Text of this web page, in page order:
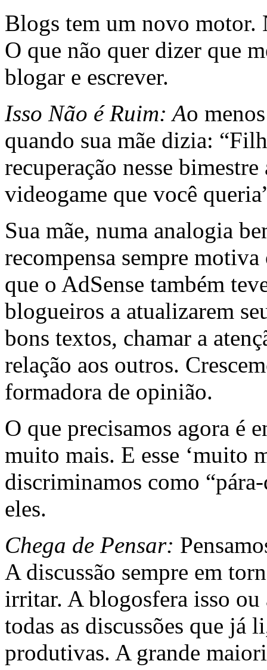
Blogs tem um novo motor.
O que não quer dizer que
blogar e escrever.
Isso Não é Ruim: Ao
quando sua mãe dizia:
recuperação nesse
videogame que você
Sua mãe, numa analogia
recompensa sempre
que o AdSense também
blogueiros a atualizarem
bons textos, chamar a
relação aos outros.
formadora de opinião.
O que precisamos agora é
muito mais. E esse ‘muito
discriminamos como
eles.
Chega de Pensar:
A discussão sempre em
irritar. A blogosfera isso
todas as discussões que já
produtivas. A grande